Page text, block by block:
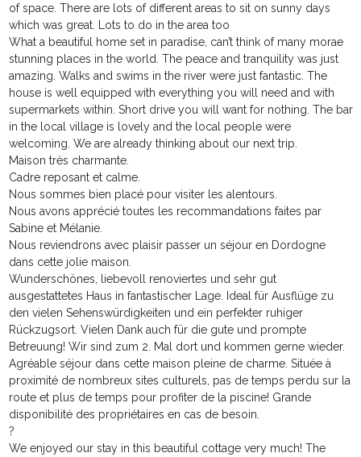
of space. There are lots of different areas to sit on sunny days
which was great. Lots to do in the area too
What a beautiful home set in paradise, can’t think of many morae
stunning places in the world. The peace and tranquility was just
amazing. Walks and swims in the river were just fantastic. The
house is well equipped with everything you will need and with
supermarkets within. Short drive you will want for nothing. The bar
in the local village is lovely and the local people were
welcoming. We are already thinking about our next trip.
Maison très charmante.
Cadre reposant et calme.
Nous sommes bien placé pour visiter les alentours.
Nous avons apprécié toutes les recommandations faites par
Sabine et Mélanie.
Nous reviendrons avec plaisir passer un séjour en Dordogne
dans cette jolie maison.
Wunderschönes, liebevoll renoviertes und sehr gut
ausgestattetes Haus in fantastischer Lage. Ideal für Ausflüge zu
den vielen Sehenswürdigkeiten und ein perfekter ruhiger
Rückzugsort. Vielen Dank auch für die gute und prompte
Betreuung! Wir sind zum 2. Mal dort und kommen gerne wieder.
Agréable séjour dans cette maison pleine de charme. Située à
proximité de nombreux sites culturels, pas de temps perdu sur la
route et plus de temps pour profiter de la piscine! Grande
disponibilité des propriétaires en cas de besoin.
?
We enjoyed our stay in this beautiful cottage very much! The